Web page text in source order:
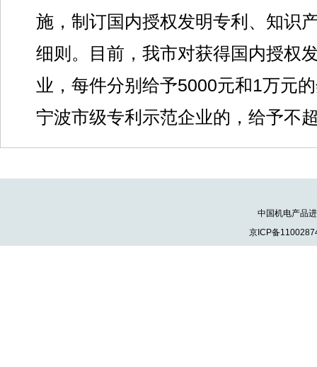
施，制订国内授权发明专利、知识
细则。目前，我市对获得国内授权
业，每件分别给予5000元和1万元
宁波市级专利示范企业的，给予不
中国机电产品
京ICP备